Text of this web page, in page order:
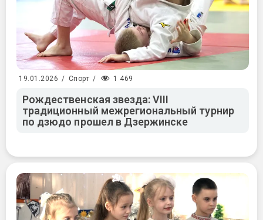
19.01.2026 / Спорт / 1 469
Рождественская звезда: VIII
традиционный межрегиональный турнир
по дзюдо прошел в Дзержинске